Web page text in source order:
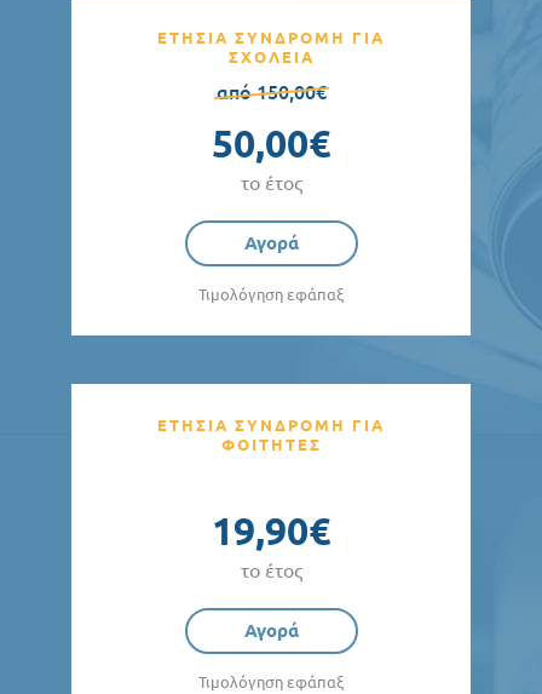
ΕΤΗΣΙΑ ΣΥΝΔΡΟΜΗ ΓΙΑ
ΣΧΟΛΕΙΑ
από 150,00€
50,00€
το έτος
Αγορά
Τιμολόγηση εφάπαξ
ΕΤΗΣΙΑ ΣΥΝΔΡΟΜΗ ΓΙΑ
ΦΟΙΤΗΤΕΣ
19,90€
το έτος
Αγορά
Τιμολόγηση εφάπαξ